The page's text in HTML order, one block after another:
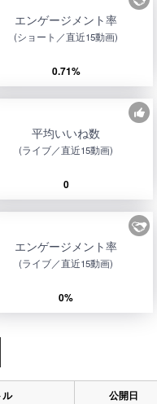
エンゲージメント率
(ショート／直近15動画)
0.71%
平均いいね数
(ライブ／直近15動画)
0
エンゲージメント率
(ライブ／直近15動画)
0%
ル 公開日